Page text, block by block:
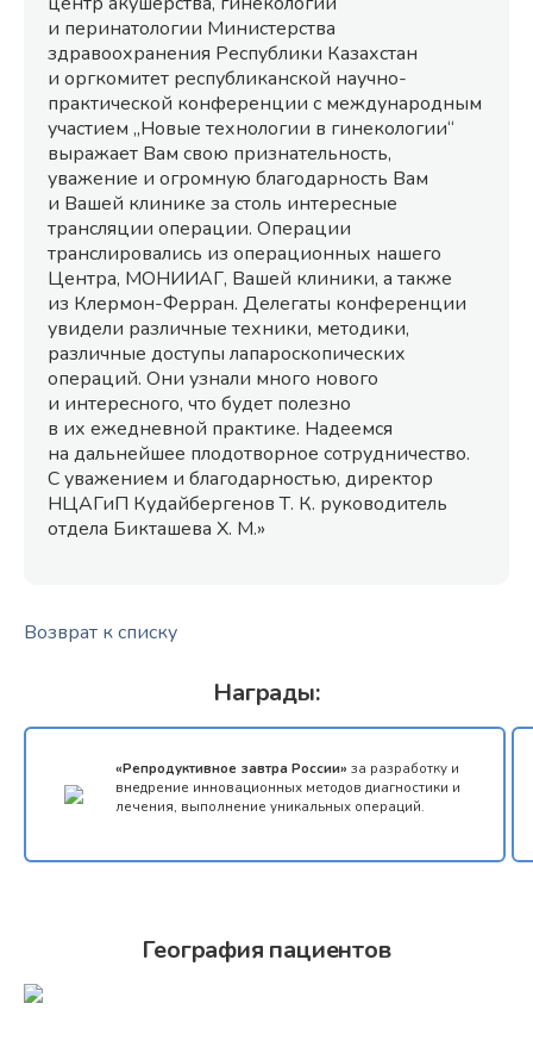
Награды:
«Репродуктивное завтра России» за разработку и
внедрение инновационных методов диагностики и
лечения, выполнение уникальных операций.
География пациентов
и перинатологии Министерства
здравоохранения Республики Казахстан
и оргкомитет республиканской научно-
практической конференции с международным
участием „Новые технологии в гинекологии“
выражает Вам свою признательность,
уважение и огромную благодарность Вам
и Вашей клинике за столь интересные
трансляции операции. Операции
транслировались из операционных нашего
Центра, МОНИИАГ, Вашей клиники, а также
из Клермон-Ферран. Делегаты конференции
увидели различные техники, методики,
различные доступы лапароскопических
операций. Они узнали много нового
и интересного, что будет полезно
в их ежедневной практике. Надеемся
на дальнейшее плодотворное сотрудничество.
С уважением и благодарностью, директор
НЦАГиП Кудайбергенов Т. К. руководитель
отдела Бикташева Х. М.»
Возврат к списку